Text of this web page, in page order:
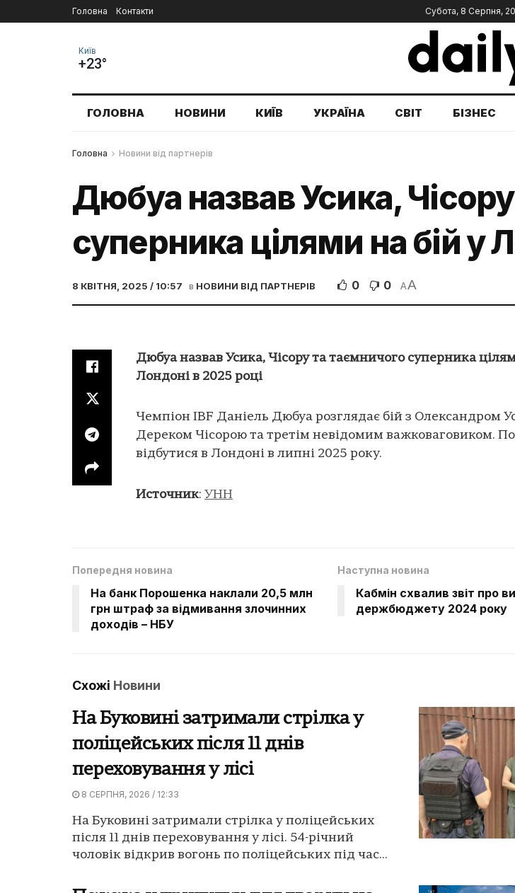
Головна Контакти Субота, 8 Серпня,
Київ
+23°
ГОЛОВНА НОВИНИ КИЇВ УКРАЇНА СВІТ БІЗНЕС
Головна Новини від партнерів
Дюбуа назвав Усика,
суперника цілями на бій у
8 КВІТНЯ, 2025 / 10:57 в НОВИНИ ВІД ПАРТНЕРІВ 0 0 AA
Дюбуа назвав Усика, Чісору та таємничого суперника
Лондоні в 2025 році
Чемпіон IBF Даніель Дюбуа розглядає бій з Олександром
Дереком Чісорою та третім невідомим важковаговиком.
відбутися в Лондоні в липні 2025 року.
Источник: УНН
Попередня новина
На банк Порошенка наклали 20,5 млн
грн штраф за відмивання злочинних
доходів – НБУ
Наступна новина
Кабмін схвалив звіт про
держбюджету 2024 року
Схожі Новини
На Буковині затримали стрілка у
поліцейських після 11 днів
переховування у лісі
8 СЕРПНЯ, 2026 / 12:33
На Буковині затримали стрілка у поліцейських
після 11 днів переховування у лісі. 54-річний
чоловік відкрив вогонь по поліцейських під час...